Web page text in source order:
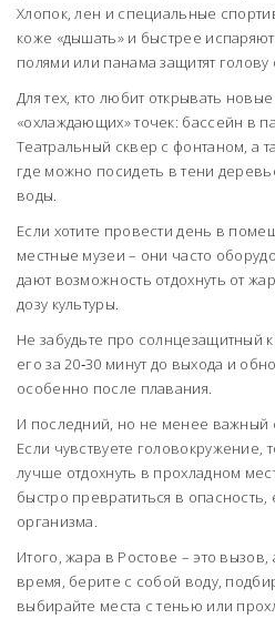
Хлопок, лен и специальные
коже «дышать» и быстрее
полями или панама защитят голову
Для тех, кто любит открывать
«охлаждающих» точек: бассейн в
Театральный сквер с фонтаном, а
где можно посидеть в тени
воды.
Если хотите провести день в
местные музеи – они часто
дают возможность отдохнуть от
дозу культуры.
Не забудьте про солнцезащитный
его за 20‑30 минут до выхода и
особенно после плавания.
И последний, но не менее важный
Если чувствуете головокружение,
лучше отдохнуть в прохладном
быстро превратиться в
организма.
Итого, жара в Ростове – это
время, берите с собой воду,
выбирайте места с тенью или